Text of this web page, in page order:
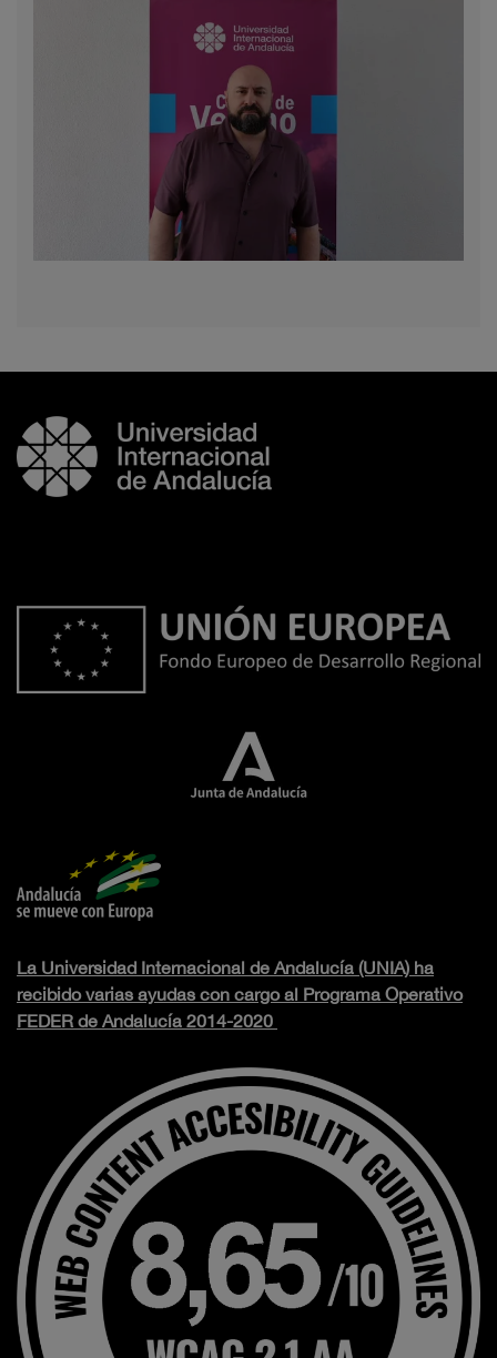
La Universidad Internacional de Andalucía (UNIA) ha
recibido varias ayudas con cargo al Programa Operativo
FEDER de Andalucía 2014-2020